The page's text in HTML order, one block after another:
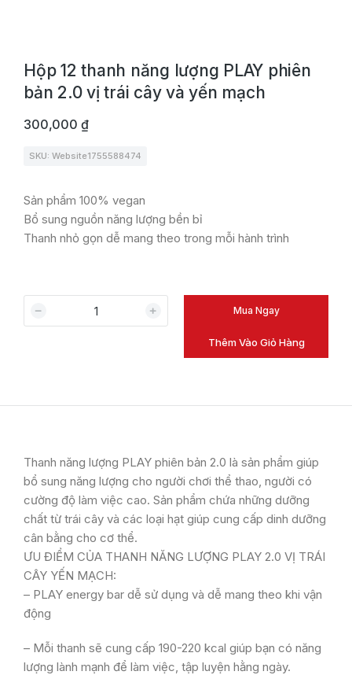
Hộp 12 thanh năng lượng PLAY phiên
bản 2.0 vị trái cây và yến mạch
300,000 ₫
SKU: Website1755588474
Sản phẩm 100% vegan
Bổ sung nguồn năng lượng bền bỉ
Thanh nhỏ gọn dễ mang theo trong mỗi hành trình
Thêm Vào Giỏ Hàng
Mua Ngay
Thanh năng lượng PLAY phiên bản 2.0 là sản phẩm giúp
bổ sung năng lượng cho người chơi thể thao, người có
cường độ làm việc cao. Sản phẩm chứa những dưỡng
chất từ trái cây và các loại hạt giúp cung cấp dinh dưỡng
cân bằng cho cơ thể.
ƯU ĐIỂM CỦA THANH NĂNG LƯỢNG PLAY 2.0 VỊ TRÁI
CÂY YẾN MẠCH:
– PLAY energy bar dễ sử dụng và dễ mang theo khi vận
động
– Mỗi thanh sẽ cung cấp 190-220 kcal giúp bạn có năng
lượng lành mạnh để làm việc, tập luyện hằng ngày.